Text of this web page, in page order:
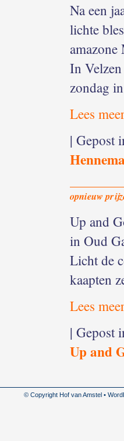
Na een
lichte
In
zondag
Lees
| Gepost
opnieuw
Up and
in Oud
Licht de
kaapten
Lees
| Gepost
Up and
© Copyright Hof van Amstel •